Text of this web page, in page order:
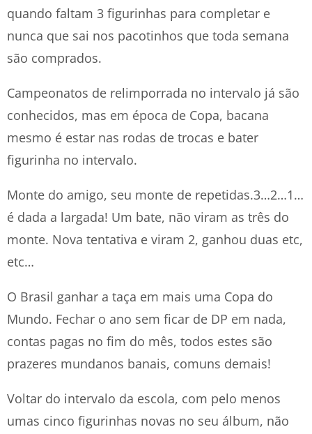
quando faltam 3 figurinhas para completar e
nunca que sai nos pacotinhos que toda semana
são comprados.
Campeonatos de relimporrada no intervalo já são
conhecidos, mas em época de Copa, bacana
mesmo é estar nas rodas de trocas e bater
figurinha no intervalo.
Monte do amigo, seu monte de repetidas.3…2…1…
é dada a largada! Um bate, não viram as três do
monte. Nova tentativa e viram 2, ganhou duas etc,
etc…
O Brasil ganhar a taça em mais uma Copa do
Mundo. Fechar o ano sem ficar de DP em nada,
contas pagas no fim do mês, todos estes são
prazeres mundanos banais, comuns demais!
Voltar do intervalo da escola, com pelo menos
umas cinco figurinhas novas no seu álbum, não